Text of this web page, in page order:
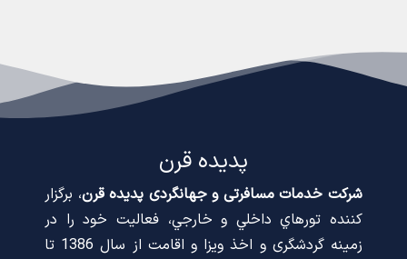
پدیده قرن
شرکت خدمات مسافرتی و جهانگردی پدیده قرن، برگزار
كننده تورهاي داخلي و خارجي، فعالیت خود را در
زمینه گردشگری و اخذ ویزا و اقامت از سال 1386 تا